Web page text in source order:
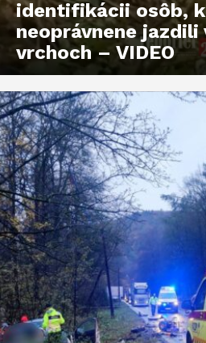
identifikácii osôb,
neoprávnene jazdili
vrchoch – VIDEO